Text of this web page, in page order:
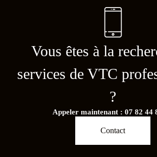
Vous êtes à la
services de VTC
?
Appeler maintenant : 07 82 44
Contact